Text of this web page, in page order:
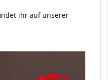
ihr auf unserer